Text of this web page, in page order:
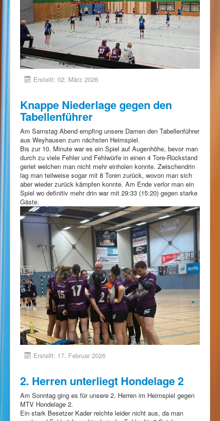
Erstellt: 02. März 2026
Knappe Niederlage gegen den
Tabellenführer
Am Samstag Abend empfing unsere Damen den Tabellenführer
aus Weyhausen zum nächsten Heimspiel.
Bis zur 10. Minute war es ein Spiel auf Augenhöhe, bevor man
durch zu viele Fehler und Fehlwürfe in einen 4 Tore-Rückstand
geriet welchen man nicht mehr einholen konnte. Zwischendrin
lag man teilweise sogar mit 8 Toren zurück, wovon man sich
aber wieder zurück kämpfen konnte. Am Ende verlor man ein
Spiel wo definitiv mehr drin war mit 29:33 (15:20) gegen starke
Gäste.
Erstellt: 17. Februar 2026
2. Herren unterliegt Hondelage 2
Am Sonntag ging es für unsere 2. Herren im Heimspiel gegen
MTV Hondelage 2.
Ein stark Besetzer Kader reichte leider nicht aus, da man